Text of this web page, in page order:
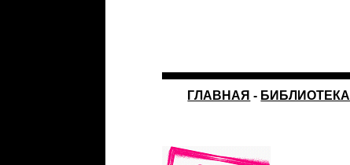
ГЛАВНАЯ - БИБЛИОТЕКА